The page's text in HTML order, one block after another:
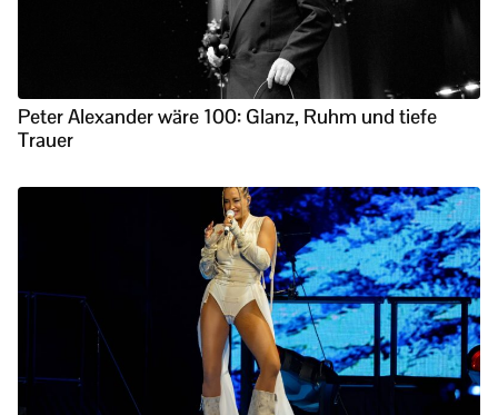
Peter Alexander wäre 100: Glanz, Ruhm und tiefe
Trauer